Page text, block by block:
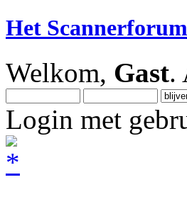
Het Scannerforum
Welkom, Gast.
Login met